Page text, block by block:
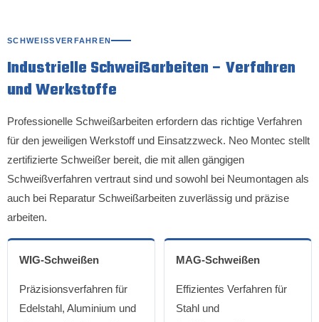
SCHWEISSVERFAHREN
Industrielle Schweißarbeiten – Verfahren
und Werkstoffe
Professionelle Schweißarbeiten erfordern das richtige Verfahren
für den jeweiligen Werkstoff und Einsatzzweck. Neo Montec stellt
zertifizierte Schweißer bereit, die mit allen gängigen
Schweißverfahren vertraut sind und sowohl bei Neumontagen als
auch bei Reparatur Schweißarbeiten zuverlässig und präzise
arbeiten.
WIG-Schweißen
Präzisionsverfahren für
Edelstahl, Aluminium und
MAG-Schweißen
Effizientes Verfahren für
Stahl und